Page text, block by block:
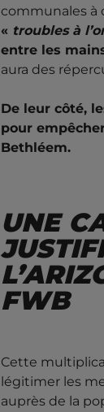
communales à
« troubles à
entre les
aura des
De leur côté,
pour
Bethléem.
UNE
FWB
Cette
légitimer les
auprès de la